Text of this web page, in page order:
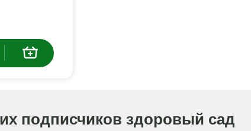
подписчиков здоровый сад